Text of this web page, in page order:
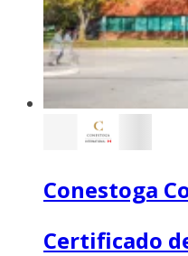
Conestoga
Certificado